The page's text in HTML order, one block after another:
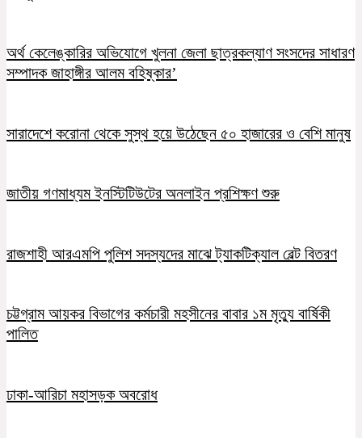
অর্থ কেলেঙ্কারির অভিযোগে খুলনা জেলা ছাত্রকল্যাণ সংসদের সাধারণ
সম্পাদক জাহাঙ্গীর আলম বহিষ্কার’
সারাদেশে করোনা থেকে সুস্থ হয়ে উঠেছেন ৫০ হাজারের ও বেশি মানুষ
জাতীয় গণমাধ্যম ইনস্টিটিউটের অনলাইন প্রশিক্ষণ শুরু
রাজশাহী আরএমপি পুলিশ সদস্যদের মাঝে ট্যাকটিক্যাল বেল্ট বিতরণ
চট্টগ্রাম আয়কর বিভাগের কর্মচারী মহসীনের বাবার ১ম মৃত্যু বার্ষিকী
পালিত
ঢাকা-আরিচা মহাসড়ক অবরোধ